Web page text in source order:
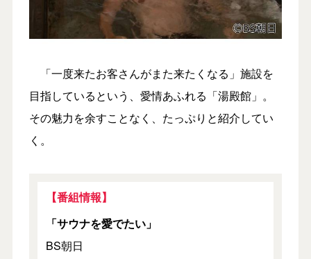
「一度来たお客さんがまた来たくなる」施設を
目指しているという、愛情あふれる「湯殿館」。
その魅力を余すことなく、たっぷりと紹介してい
く。
【番組情報】
「サウナを愛でたい」
BS朝日